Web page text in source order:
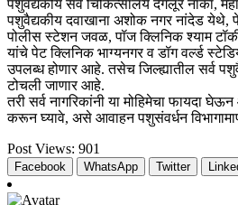
पशुवैद्यकीय सर्व चिकित्सालय देगलूर नाका,
पशुवैद्यकीय दवाखाना अशोक नगर नांदेड येथे,
पोलीस स्टेशन जवळ, पॉज क्लिनिक श्याम
यांचे पेट क्लिनिक भाग्यनगर व डॉग वर्ल्ड
उपलब्ध होणार आहे. तसेच जिल्ह्यातील सर्व
टोचली जाणार आहे.
तरी सर्व नागरिकांनी या मोहिमेचा फायदा
करून घ्यावे, असे आवाहन पशुसंवर्धन
Post Views: 901
Facebook WhatsApp Twitter